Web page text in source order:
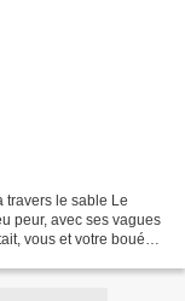
travers le sable Le
peur, avec ses vagues
vous et votre bouée